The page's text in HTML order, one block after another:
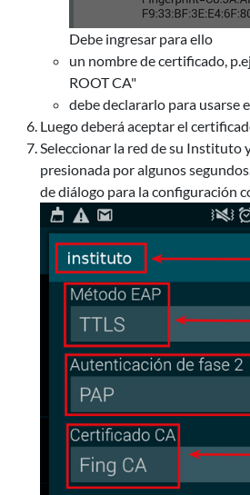
Debe ingresar para ello
un nombre de certificado,
ROOT CA"
debe declararlo para usarse
Luego deberá aceptar el
Seleccionar la red de su Instituto
presionada por algunos
de diálogo para la configuración